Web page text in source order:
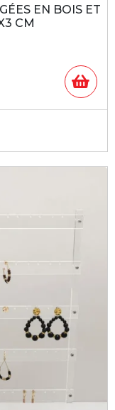
EN BOIS ET
CM